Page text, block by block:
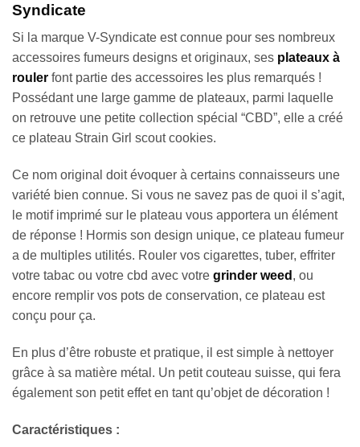
Syndicate
Si la marque V-Syndicate est connue pour ses nombreux
accessoires fumeurs designs et originaux, ses plateaux à
rouler font partie des accessoires les plus remarqués !
Possédant une large gamme de plateaux, parmi laquelle
on retrouve une petite collection spécial “CBD”, elle a créé
ce plateau Strain Girl scout cookies.
Ce nom original doit évoquer à certains connaisseurs une
variété bien connue. Si vous ne savez pas de quoi il s’agit,
le motif imprimé sur le plateau vous apportera un élément
de réponse ! Hormis son design unique, ce plateau fumeur
a de multiples utilités. Rouler vos cigarettes, tuber, effriter
votre tabac ou votre cbd avec votre grinder weed , ou
encore remplir vos pots de conservation, ce plateau est
conçu pour ça.
En plus d’être robuste et pratique, il est simple à nettoyer
grâce à sa matière métal. Un petit couteau suisse, qui fera
également son petit effet en tant qu’objet de décoration !
Caractéristiques :